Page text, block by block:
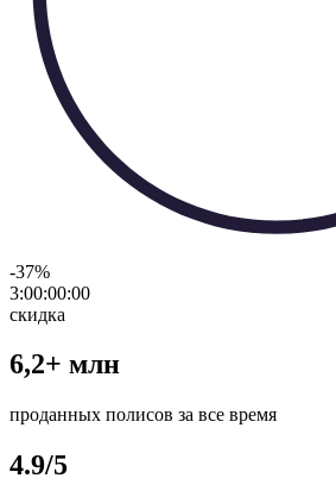
-37%
3:00:00:00
скидка
6,2+ млн
проданных полисов за все время
4.9/5